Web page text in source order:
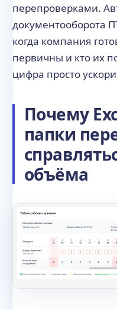
перепроверками.
документооборота
когда компания
первичны и кто их
цифра просто
Почему
папки
объёма